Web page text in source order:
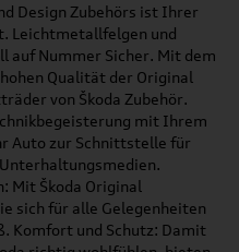
Design Zubehörs ist Ihrer
Leichtmetallfelgen und
auf Nummer Sicher. Mit dem
Qualität der Original
von Škoda Zubehör.
mit Ihrem
Auto zur Schnittstelle für
Mit Škoda Original
sich für alle Gelegenheiten
Komfort und Schutz: Damit